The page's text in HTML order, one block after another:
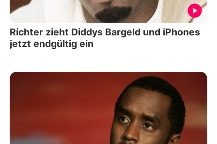
Richter zieht Diddys Bargeld und iPhones
jetzt endgültig ein